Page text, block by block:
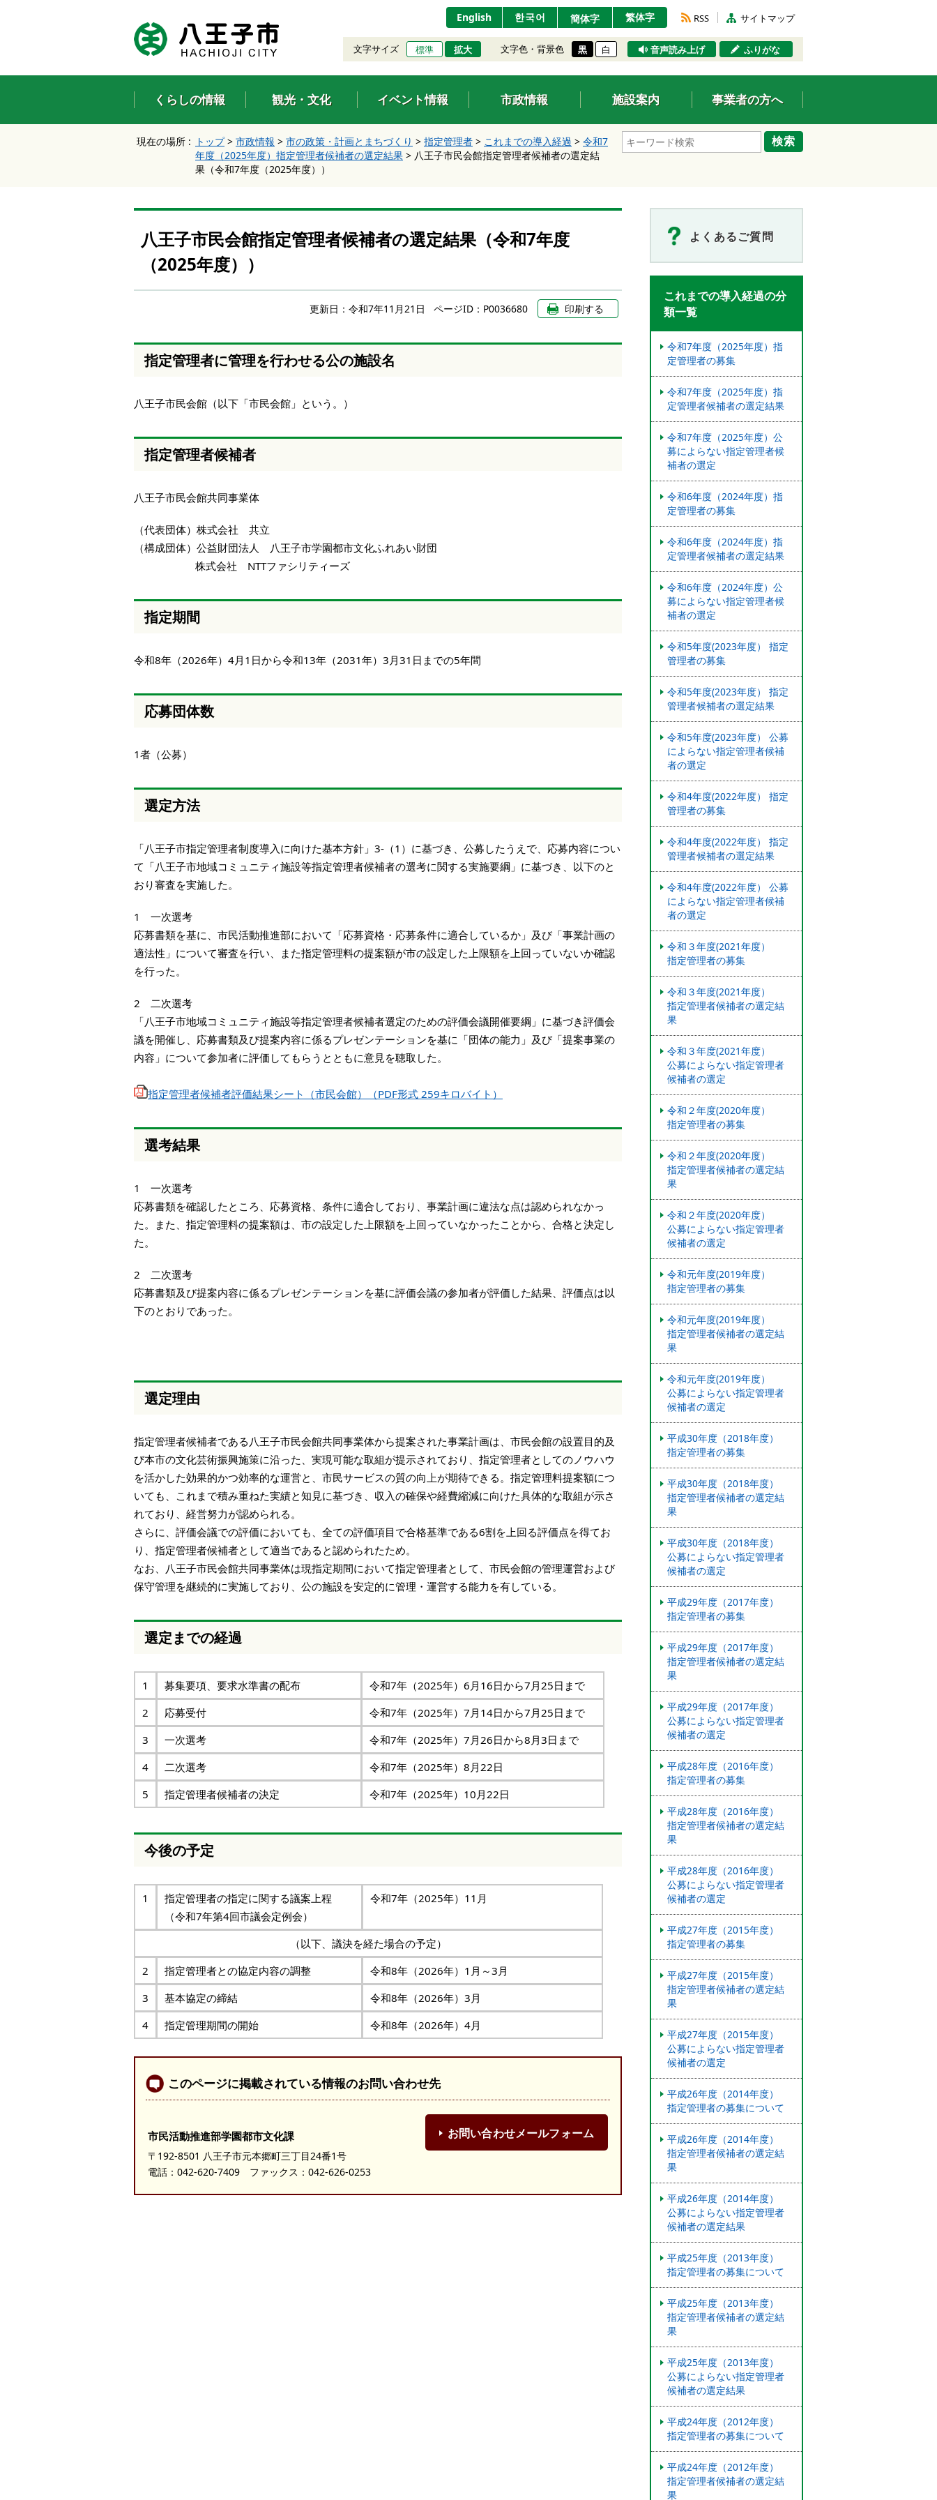
ン
タ
ー
キ
ナ
ビ
ン
し
ま
English 한국어 簡体字 繁体字 RSS サイトマップ
文字サイズ 標準 拡大 文字色・背景色 黒 白 音声読み上げ ふりがな
くらしの情報 観光・文化 イベント情報 市政情報 施設案内 事業者の方へ
検索
現在の場所 : トップ> 市政情報 > 市の政策・計画とまちづくり > 指定管理者 > これまでの導入経過 > 令和7
年度（2025年度）指定管理者候補者の選定結果 > 八王子市民会館指定管理者候補者の選定結
果（令和7年度（2025年度））
八王子市民会館指定管理者候補者の選定結果（令和7年度
（2025年度））
更新日： 令和7年11月21日 ページID：P0036680 印刷する
指定管理者に管理を行わせる公の施設名
八王子市民会館（以下「市民会館」という。）
指定管理者候補者
八王子市民会館共同事業体
（代表団体）株式会社 共立
（構成団体）公益財団法人 八王子市学園都市文化ふれあい財団
株式会社 NTTファシリティーズ
指定期間
令和8年（2026年）4月1日から令和13年（2031年）3月31日までの5年間
応募団体数
1者（公募）
選定方法
「八王子市指定管理者制度導入に向けた基本方針」3-（1）に基づき、公募したうえで、応募内容につい
て「八王子市地域コミュニティ施設等指定管理者候補者の選考に関する実施要綱」に基づき、以下のと
おり審査を実施した。
1 一次選考
応募書類を基に、市民活動推進部において「応募資格・応募条件に適合しているか」及び「事業計画の
適法性」について審査を行い、また指定管理料の提案額が市の設定した上限額を上回っていないか確認
を行った。
2 二次選考
「八王子市地域コミュニティ施設等指定管理者候補者選定のための評価会議開催要綱」に基づき評価会
議を開催し、応募書類及び提案内容に係るプレゼンテーションを基に「団体の能力」及び「提案事業の
内容」について参加者に評価してもらうとともに意見を聴取した。
指定管理者候補者評価結果シート（市民会館）（PDF形式 259キロバイト）
選考結果
1 一次選考
応募書類を確認したところ、応募資格、条件に適合しており、事業計画に違法な点は認められなかっ
た。また、指定管理料の提案額は、市の設定した上限額を上回っていなかったことから、合格と決定し
た。
2 二次選考
応募書類及び提案内容に係るプレゼンテーションを基に評価会議の参加者が評価した結果、評価点は以
下のとおりであった。
選定理由
指定管理者候補者である八王子市民会館共同事業体から提案された事業計画は、市民会館の設置目的及
び本市の文化芸術振興施策に沿った、実現可能な取組が提示されており、指定管理者としてのノウハウ
を活かした効果的かつ効率的な運営と、市民サービスの質の向上が期待できる。指定管理料提案額につ
いても、これまで積み重ねた実績と知見に基づき、収入の確保や経費縮減に向けた具体的な取組が示さ
れており、経営努力が認められる。
さらに、評価会議での評価においても、全ての評価項目で合格基準である6割を上回る評価点を得てお
り、指定管理者候補者として適当であると認められたため。
なお、八王子市民会館共同事業体は現指定期間において指定管理者として、市民会館の管理運営および
保守管理を継続的に実施しており、公の施設を安定的に管理・運営する能力を有している。
選定までの経過
1 募集要項、要求水準書の配布
令和7年（2025年）6月16日から7月25日まで
2
応募受付
令和7年（2025年）7月14日から7月25日まで
3
一次選考
令和7年（2025年）7月26日から8月3日まで
4
二次選考
令和7年（2025年）8月22日
5
指定管理者候補者の決定 令和7年（2025年）10月22日
今後の予定
1
指定管理者の指定に関する議案上程
（令和7年第4回市議会定例会）
令和7年（2025年）11月
（以下、議決を経た場合の予定）
2
指定管理者との協定内容の調整
令和8年（2026年）1月～3月
3
基本協定の締結
令和8年（2026年）3月
4
指定管理期間の開始 令和8年（2026年）4月
このページに掲載されている情報のお問い合わせ先
市民活動推進部学園都市文化課
〒192-8501 八王子市元本郷町三丁目24番1号
電話： 042-620-7409 ファックス：042-626-0253
お問い合わせメールフォーム
よくあるご質問
これまでの導入経過の分
類一覧
令和7年度（2025年度）指
定管理者の募集
令和7年度（2025年度）指
定管理者候補者の選定結果
令和7年度（2025年度）公
募によらない指定管理者候
補者の選定
令和6年度（2024年度）指
定管理者の募集
令和6年度（2024年度）指
定管理者候補者の選定結果
令和6年度（2024年度）公
募によらない指定管理者候
補者の選定
令和5年度(2023年度） 指定
管理者の募集
令和5年度(2023年度） 指定
管理者候補者の選定結果
令和5年度(2023年度） 公募
によらない指定管理者候補
者の選定
令和4年度(2022年度） 指定
管理者の募集
令和4年度(2022年度） 指定
管理者候補者の選定結果
令和4年度(2022年度） 公募
によらない指定管理者候補
者の選定
令和３年度(2021年度）
指定管理者の募集
令和３年度(2021年度）
指定管理者候補者の選定結
果
令和３年度(2021年度）
公募によらない指定管理者
候補者の選定
令和２年度(2020年度）
指定管理者の募集
令和２年度(2020年度）
指定管理者候補者の選定結
果
令和２年度(2020年度）
公募によらない指定管理者
候補者の選定
令和元年度(2019年度）
指定管理者の募集
令和元年度(2019年度）
指定管理者候補者の選定結
果
令和元年度(2019年度）
公募によらない指定管理者
候補者の選定
平成30年度（2018年度）
指定管理者の募集
平成30年度（2018年度）
指定管理者候補者の選定結
果
平成30年度（2018年度）
公募によらない指定管理者
候補者の選定
平成29年度（2017年度）
指定管理者の募集
平成29年度（2017年度）
指定管理者候補者の選定結
果
平成29年度（2017年度）
公募によらない指定管理者
候補者の選定
平成28年度（2016年度）
指定管理者の募集
平成28年度（2016年度）
指定管理者候補者の選定結
果
平成28年度（2016年度）
公募によらない指定管理者
候補者の選定
平成27年度（2015年度）
指定管理者の募集
平成27年度（2015年度）
指定管理者候補者の選定結
果
平成27年度（2015年度）
公募によらない指定管理者
候補者の選定
平成26年度（2014年度）
指定管理者の募集について
平成26年度（2014年度）
指定管理者候補者の選定結
果
平成26年度（2014年度）
公募によらない指定管理者
候補者の選定結果
平成25年度（2013年度）
指定管理者の募集について
平成25年度（2013年度）
指定管理者候補者の選定結
果
平成25年度（2013年度）
公募によらない指定管理者
候補者の選定結果
平成24年度（2012年度）
指定管理者の募集について
平成24年度（2012年度）
指定管理者候補者の選定結
果